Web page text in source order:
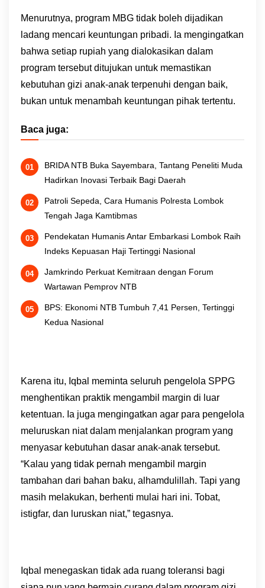
Menurutnya, program MBG tidak boleh dijadikan
ladang mencari keuntungan pribadi. Ia mengingatkan
bahwa setiap rupiah yang dialokasikan dalam
program tersebut ditujukan untuk memastikan
kebutuhan gizi anak-anak terpenuhi dengan baik,
bukan untuk menambah keuntungan pihak tertentu.
Baca juga:
BRIDA NTB Buka Sayembara, Tantang Peneliti Muda
Hadirkan Inovasi Terbaik Bagi Daerah
Patroli Sepeda, Cara Humanis Polresta Lombok
Tengah Jaga Kamtibmas
Pendekatan Humanis Antar Embarkasi Lombok Raih
Indeks Kepuasan Haji Tertinggi Nasional
Jamkrindo Perkuat Kemitraan dengan Forum
Wartawan Pemprov NTB
BPS: Ekonomi NTB Tumbuh 7,41 Persen, Tertinggi
Kedua Nasional
Karena itu, Iqbal meminta seluruh pengelola SPPG
menghentikan praktik mengambil margin di luar
ketentuan. Ia juga mengingatkan agar para pengelola
meluruskan niat dalam menjalankan program yang
menyasar kebutuhan dasar anak-anak tersebut.
“Kalau yang tidak pernah mengambil margin
tambahan dari bahan baku, alhamdulillah. Tapi yang
masih melakukan, berhenti mulai hari ini. Tobat,
istigfar, dan luruskan niat,” tegasnya.
Iqbal menegaskan tidak ada ruang toleransi bagi